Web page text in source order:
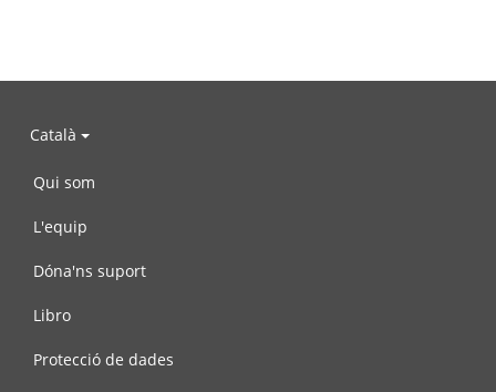
Català
Qui som
L'equip
Dóna'ns suport
Libro
Protecció de dades